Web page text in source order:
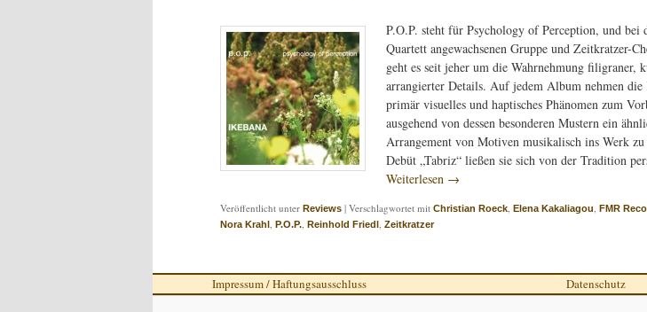
P.O.P. steht für Psychology of Perception, und bei
Quartett angewachsenen Gruppe und Zeitkratzer-
geht es seit jeher um die Wahrnehmung filigraner,
arrangierter Details. Auf jedem Album nehmen die
primär visuelles und haptisches Phänomen zum
ausgehend von dessen besonderen Mustern ein
Arrangement von Motiven musikalisch ins Werk
Debüt „Tabriz“ ließen sie sich von der Tradition
Weiterlesen →
Veröffentlicht unter Reviews | Verschlagwortet mit Christian Roeck, Elena Kakaliagou, FMR
Nora Krahl, P.O.P., Reinhold Friedl, Zeitkratzer
Impressum / Haftungsausschluss Datenschutz